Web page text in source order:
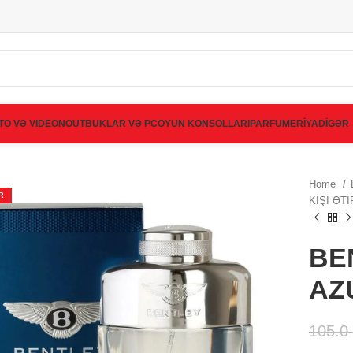
VƏ VIDEONOUTBUKLAR VƏ PCOYUN KONSOLLARI PARFUMERİYADİGƏR
Home
KİŞİ
105.0